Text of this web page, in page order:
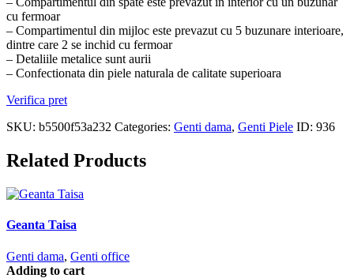
cu fermoar
– Compartimentul din mijloc este prevazut cu 5 buzunare interioare,
dintre care 2 se inchid cu fermoar
– Detaliile metalice sunt aurii
– Confectionata din piele naturala de calitate superioara
Verifica pret
SKU: b5500f53a232 Categories: Genti dama, Genti Piele ID: 936
Related Products
Geanta Taisa
Genti dama, Genti office
Adding to cart